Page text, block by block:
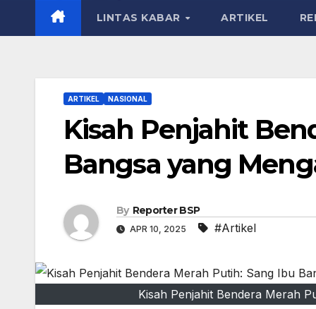
LINTAS KABAR ARTIKEL
ARTIKEL NASIONAL
Kisah Penjahit
Bangsa yang
By Reporter BSP
APR 10, 2025 #Artikel
Kisah Penjahit Bendera Merah